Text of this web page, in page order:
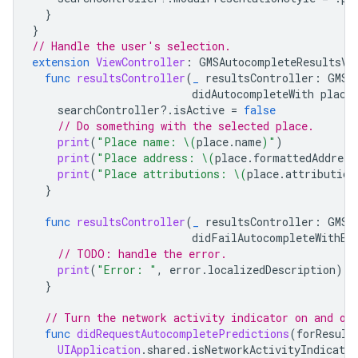
}
}
// Handle the user's selection.
extension ViewController :
func resultsController( resultsController :
didAutocompleteWith place
searchController?. isActive = false
// Do something with the selected place.
print( "Place name: \(place.name) " )
print( "Place address: \(place. formattedAddress
print( "Place attributions: \(place.
}
func resultsController( resultsController :
// TODO: handle the error.
print( "Error: " , error . localizedDescription)
}
// Turn the network activity indicator on and
func didRequestAutocompletePredictions(
UIApplication . shared .